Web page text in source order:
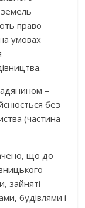
земель
право
умовах
–
без
(частина
що до
зайняті
будівлями і